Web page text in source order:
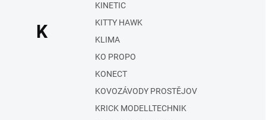
K
KINETIC
KITTY HAWK
KLIMA
KO PROPO
KONECT
KOVOZÁVODY PROSTĚJOV
KRICK MODELLTECHNIK